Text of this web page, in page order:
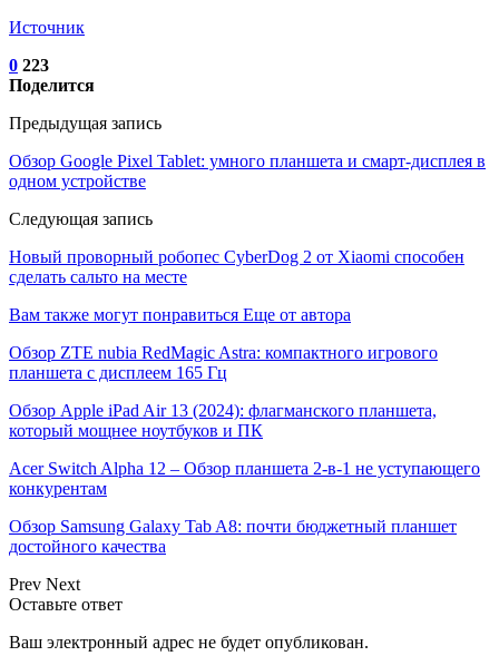
Источник
0 223
Поделится
Предыдущая запись
Обзор Google Pixel Tablet: умного планшета и смарт-дисплея в
одном устройстве
Следующая запись
Новый проворный робопес CyberDog 2 от Xiaomi способен
сделать сальто на месте
Вам также могут понравиться Еще от автора
Обзор ZTE nubia RedMagic Astra: компактного игрового
планшета с дисплеем 165 Гц
Обзор Apple iPad Air 13 (2024): флагманского планшета,
который мощнее ноутбуков и ПК
Acer Switch Alpha 12 – Обзор планшета 2-в-1 не уступающего
конкурентам
Обзор Samsung Galaxy Tab A8: почти бюджетный планшет
достойного качества
Prev Next
Оставьте ответ
Ваш электронный адрес не будет опубликован.